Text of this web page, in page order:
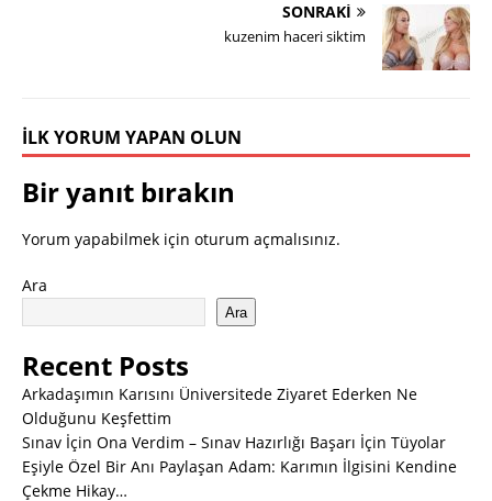
SONRAKI
kuzenim haceri siktim
İLK YORUM YAPAN OLUN
Bir yanıt bırakın
Yorum yapabilmek için oturum açmalısınız.
Ara
Ara
Recent Posts
Arkadaşımın Karısını Üniversitede Ziyaret Ederken Ne
Olduğunu Keşfettim
Sınav İçin Ona Verdim – Sınav Hazırlığı Başarı İçin Tüyolar
Eşiyle Özel Bir Anı Paylaşan Adam: Karımın İlgisini Kendine
Çekme Hikay…